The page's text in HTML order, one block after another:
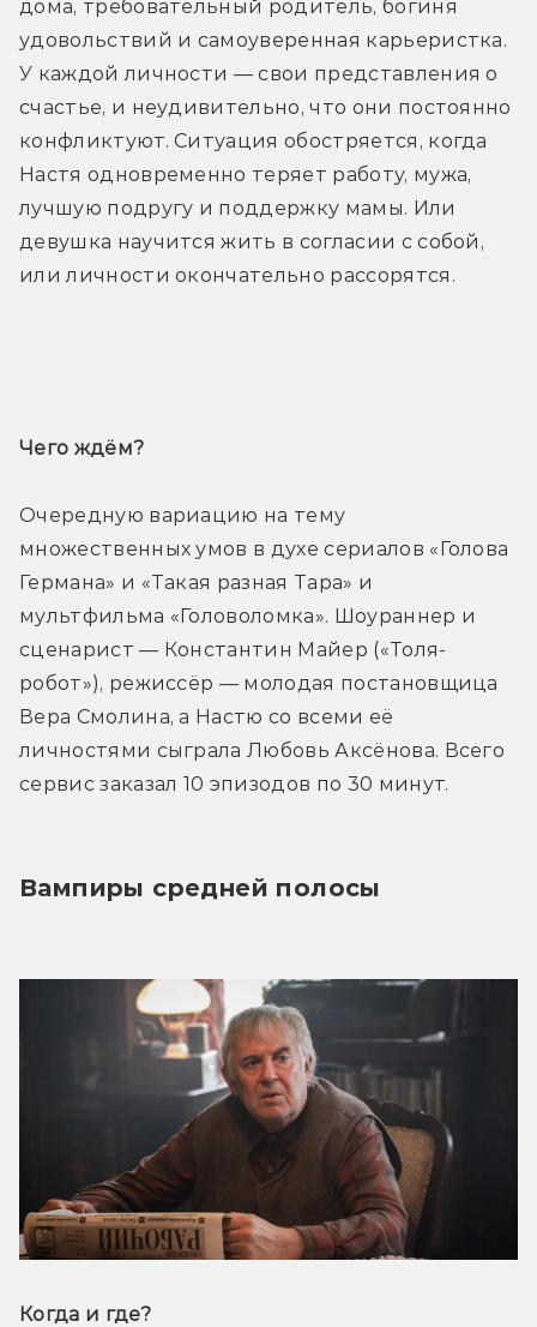
дома, требовательный родитель, богиня
удовольствий и самоуверенная карьеристка.
У каждой личности — свои представления о
счастье, и неудивительно, что они постоянно
конфликтуют. Ситуация обостряется, когда
Настя одновременно теряет работу, мужа,
лучшую подругу и поддержку мамы. Или
девушка научится жить в согласии с собой,
или личности окончательно рассорятся.
Чего ждём?
Очередную вариацию на тему
множественных умов в духе сериалов «Голова
Германа» и «Такая разная Тара» и
мультфильма «Головоломка». Шоураннер и
сценарист — Константин Майер («Толя-
робот»), режиссёр — молодая постановщица
Вера Смолина, а Настю со всеми её
личностями сыграла Любовь Аксёнова. Всего
сервис заказал 10 эпизодов по 30 минут.
Вампиры средней полосы
Когда и где?